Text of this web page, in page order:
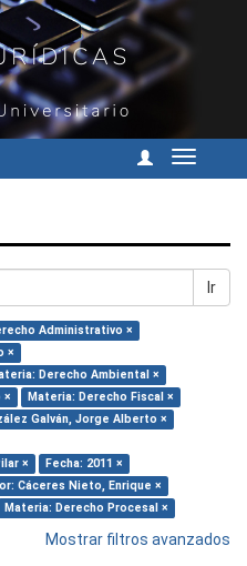
Cambiar
Ir
Administrativo ×
×
Derecho Ambiental ×
×
Materia: Derecho Fiscal ×
Galván, Jorge Alberto ×
×
Fecha: 2011 ×
Cáceres Nieto, Enrique ×
Materia: Derecho Procesal ×
Mostrar filtros avanzados